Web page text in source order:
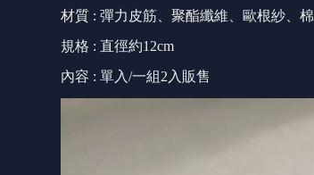
材質 : 彈力皮筋、聚酯纖維、歐根紗、棉
規格 : 直徑約12cm
內容 : 單入/一組2入販售